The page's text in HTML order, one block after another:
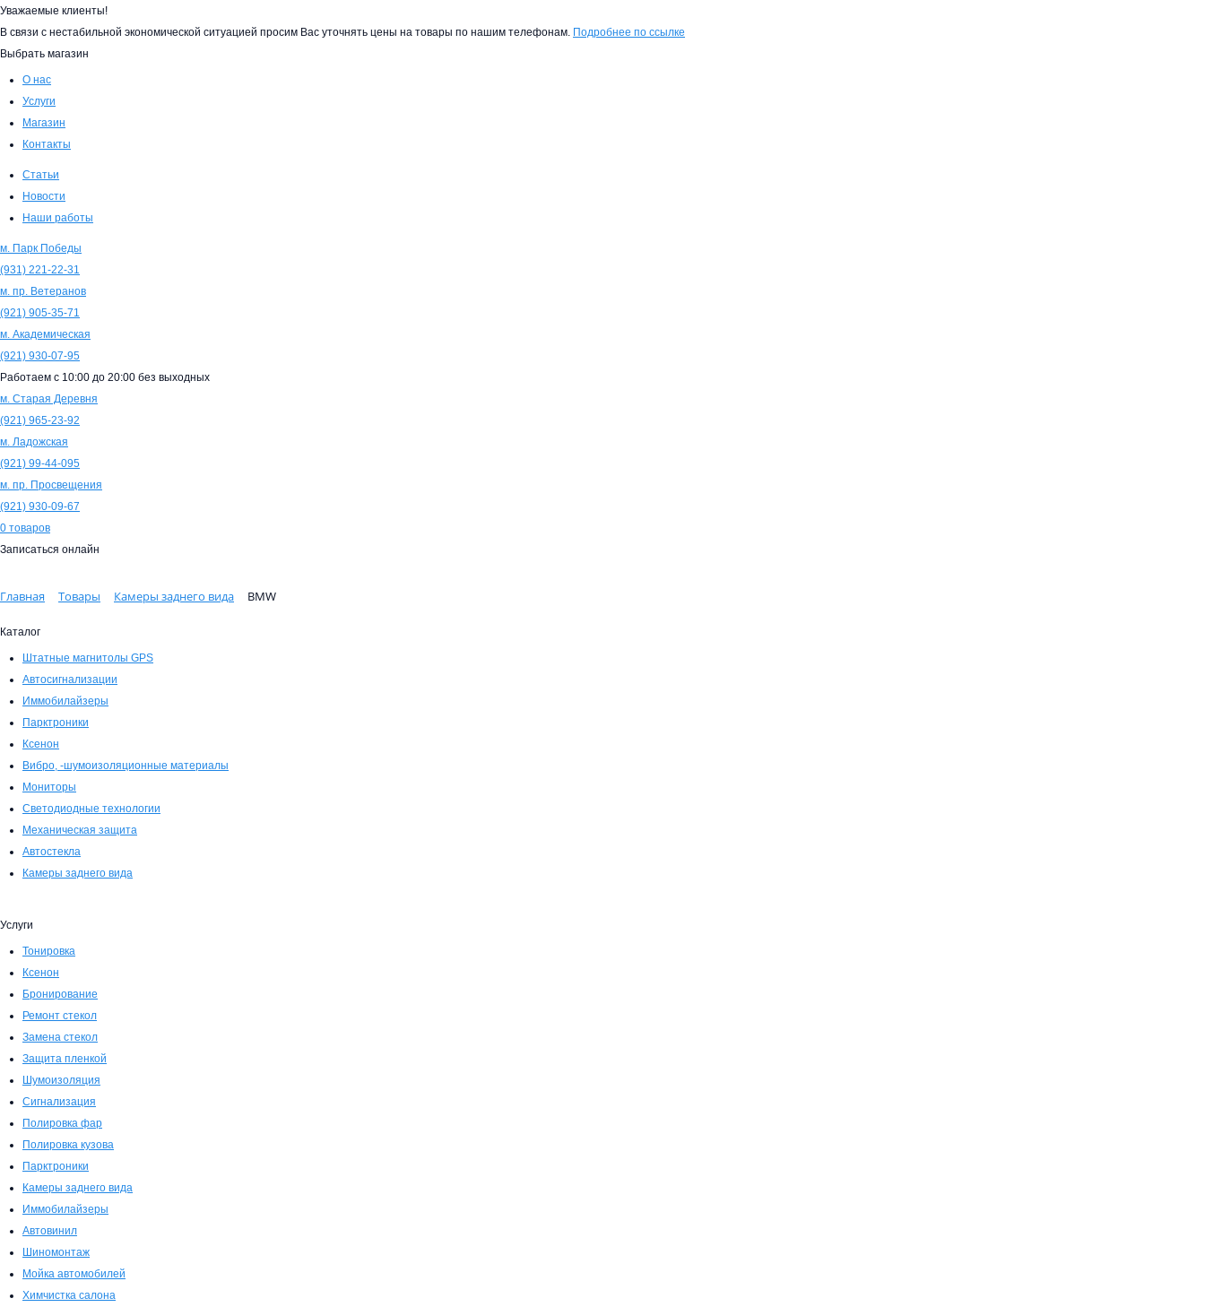
Уважаемые клиенты!
В связи с нестабильной экономической ситуацией просим Вас уточнять цены на товары по нашим телефонам. Подробнее по ссылке
Выбрать магазин
О нас
Услуги
Магазин
Контакты
Статьи
Новости
Наши работы
м. Парк Победы
(931) 221-22-31
м. пр. Ветеранов
(921) 905-35-71
м. Академическая
(921) 930-07-95
Работаем с 10:00 до 20:00 без выходных
м. Старая Деревня
(921) 965-23-92
м. Ладожская
(921) 99-44-095
м. пр. Просвещения
(921) 930-09-67
0 товаров
Записаться онлайн
Главная Товары Камеры заднего вида BMW
Каталог
Штатные магнитолы GPS
Автосигнализации
Иммобилайзеры
Парктроники
Ксенон
Вибро, -шумоизоляционные материалы
Мониторы
Светодиодные технологии
Механическая защита
Автостекла
Камеры заднего вида
Услуги
Тонировка
Ксенон
Бронирование
Ремонт стекол
Замена стекол
Защита пленкой
Шумоизоляция
Сигнализация
Полировка фар
Полировка кузова
Парктроники
Камеры заднего вида
Иммобилайзеры
Автовинил
Шиномонтаж
Мойка автомобилей
Химчистка салона